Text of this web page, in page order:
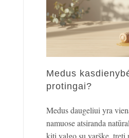
Medus
protingai?
Medus daugeliui yra
namuose atsiranda
kiti valgo su varške, treti